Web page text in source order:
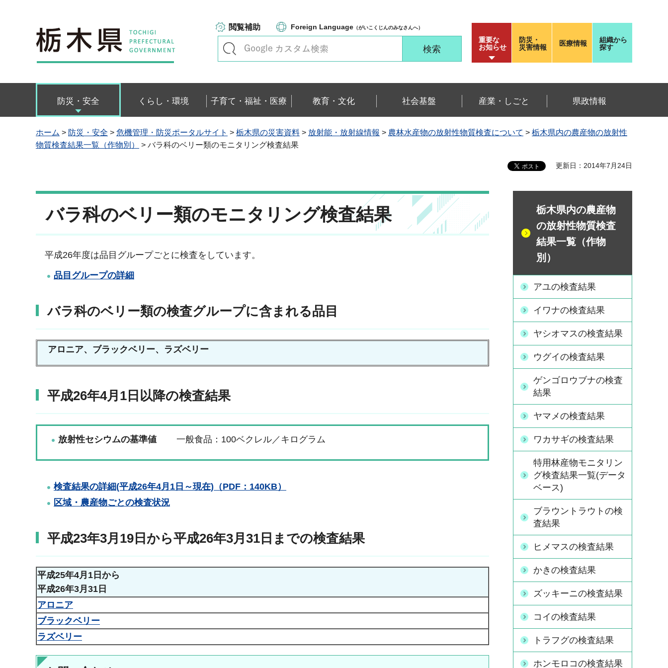
栃木県
閲覧補助 Foreign Language （がいこくじんのみなさんへ）
重要な
お知らせ
防災・
災害情報
医療情報
組織から
探す
防災・安全 くらし・環境 子育て・福祉・医療 教育・文化 社会基盤 産業・しごと 県政情報
ホーム > 防災・安全 > 危機管理・防災ポータルサイト > 栃木県の災害資料 > 放射能・放射線情報 > 農林水産物の放射性物質検査について > 栃木県内の農産物の放射性
物質検査結果一覧（作物別）
> バラ科のベリー類のモニタリング検査結果
更新日：2014年7月24日
バラ科のベリー類のモニタリング検査結果
平成26年度は品目グループごとに検査をしています。
品目グループの詳細
バラ科のベリー類の検査グループに含まれる品目
アロニア、ブラックベリー、ラズベリー
平成26年4月1日以降の検査結果
放射性セシウムの基準値 一般食品：100ベクレル／キログラム
検査結果の詳細(平成26年4月1日～現在)（PDF：140KB）
区域・農産物ごとの検査状況
平成23年3月19日から平成26年3月31日までの検査結果
平成25年4月1日から
平成26年3月31日
アロニア
ブラックベリー
ラズベリー
栃木県内の農産物
の放射性物質検査
結果一覧（作物
別）
アユの検査結果
イワナの検査結果
ヤシオマスの検査結果
ウグイの検査結果
ゲンゴロウブナの検査
結果
ヤマメの検査結果
ワカサギの検査結果
特用林産物モニタリン
グ検査結果一覧(データ
ベース)
ブラウントラウトの検
査結果
ヒメマスの検査結果
かきの検査結果
ズッキーニの検査結果
コイの検査結果
トラフグの検査結果
ホンモロコの検査結果